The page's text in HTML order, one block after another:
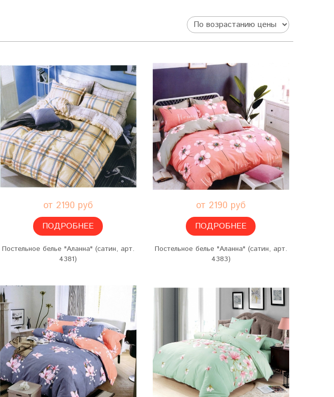
от 2190 руб
ПОДРОБНЕЕ
Постельное белье "Аланна" (сатин, арт.
4381)
от 2190 руб
ПОДРОБНЕЕ
Постельное белье "Аланна" (сатин, арт.
4383)